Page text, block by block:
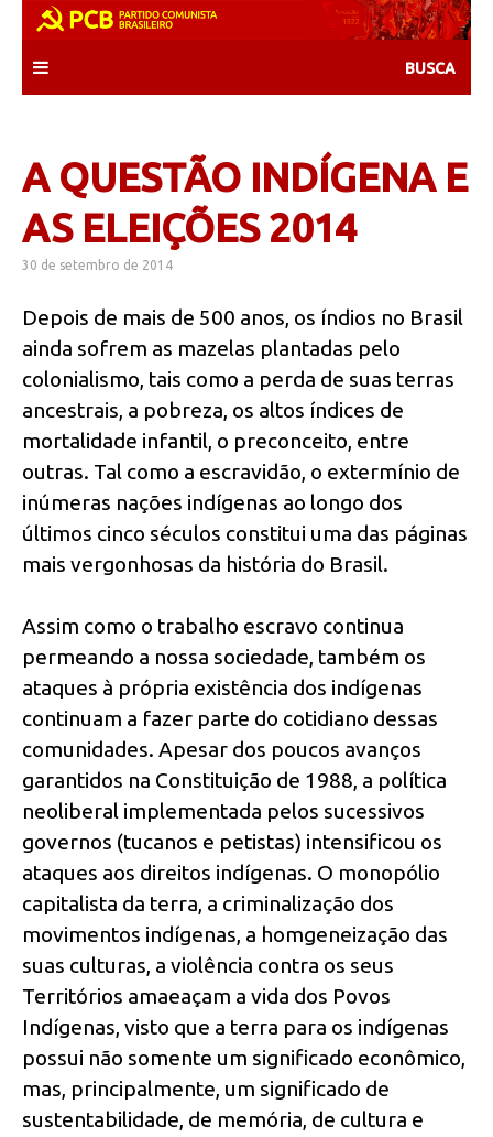
content
A QUESTÃO INDÍGENA E
AS ELEIÇÕES 2014
30 de setembro de 2014
Depois de mais de 500 anos, os índios no Brasil
ainda sofrem as mazelas plantadas pelo
colonialismo, tais como a perda de suas terras
ancestrais, a pobreza, os altos índices de
mortalidade infantil, o preconceito, entre
outras. Tal como a escravidão, o extermínio de
inúmeras nações indígenas ao longo dos
últimos cinco séculos constitui uma das páginas
mais vergonhosas da história do Brasil.
Assim como o trabalho escravo continua
permeando a nossa sociedade, também os
ataques à própria existência dos indígenas
continuam a fazer parte do cotidiano dessas
comunidades. Apesar dos poucos avanços
garantidos na Constituição de 1988, a política
neoliberal implementada pelos sucessivos
governos (tucanos e petistas) intensificou os
ataques aos direitos indígenas. O monopólio
capitalista da terra, a criminalização dos
movimentos indígenas, a homgeneização das
suas culturas, a violência contra os seus
Territórios amaeaçam a vida dos Povos
Indígenas, visto que a terra para os indígenas
possui não somente um significado econômico,
mas, principalmente, um significado de
sustentabilidade, de memória, de cultura e